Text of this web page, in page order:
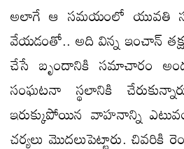
అలాగే ఆ సమయంలో యువతి
వేయడంతో.. అది విన్న ఇంచాన్
చేసే బృందానికి సమాచారం
సంఘటనా స్థలానికి
ఇరుక్కుపోయిన వాహనాన్ని
చర్యలు మొదలుపెట్టారు. చివరికి